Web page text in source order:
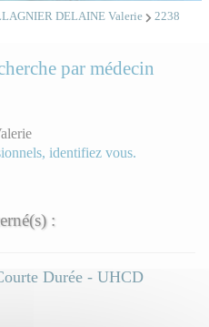
DELAINE Valerie 2238
par médecin
identifiez vous.
:
Durée - UHCD